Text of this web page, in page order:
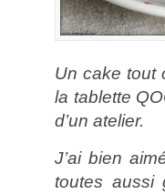
Un cake tout
la tablette
d’un atelier.
J’ai bien
toutes aussi